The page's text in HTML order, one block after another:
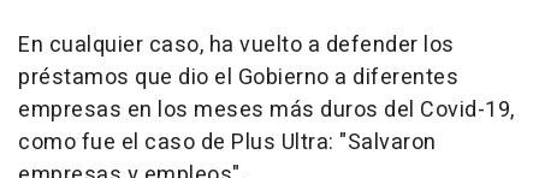
En cualquier caso, ha vuelto a defender los
préstamos que dio el Gobierno a diferentes
empresas en los meses más duros del Covid-19,
como fue el caso de Plus Ultra: "Salvaron